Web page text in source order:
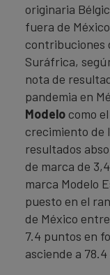
originaria
fuera de
contribuciones
Suráfrica,
nota de
pandemia en
Modelo como
crecimiento de
resultados
de marca de
marca Modelo
puesto en el
de México
7.4 puntos en
asciende a